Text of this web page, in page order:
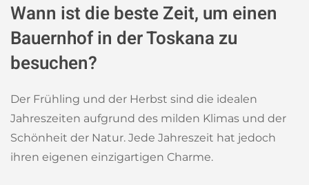
Wann ist die beste Zeit, um einen
Bauernhof in der Toskana zu
besuchen?
Der Frühling und der Herbst sind die idealen
Jahreszeiten aufgrund des milden Klimas und der
Schönheit der Natur. Jede Jahreszeit hat jedoch
ihren eigenen einzigartigen Charme.